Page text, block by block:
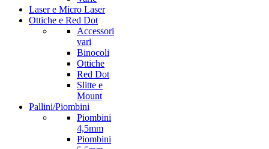
Laser e Micro Laser
Ottiche e Red Dot
Accessori
vari
Binocoli
Ottiche
Red Dot
Slitte e
Mount
Pallini/Piombini
Piombini
4,5mm
Piombini